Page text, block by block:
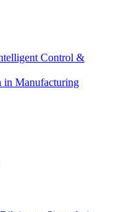
Control &
in Manufacturing